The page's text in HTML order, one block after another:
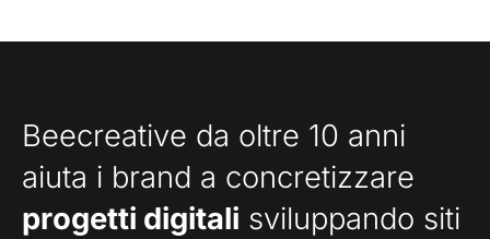
Beecreative da oltre 10 anni
aiuta i brand a concretizzare
progetti digitali sviluppando siti